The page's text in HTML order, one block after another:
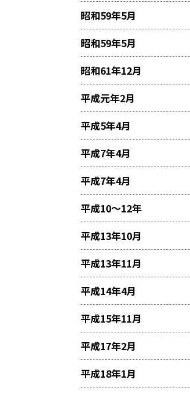
昭和59年5月
昭和59年5月
昭和61年12月
平成元年2月
平成5年4月
平成7年4月
平成7年4月
平成10～12年
平成13年10月
平成13年11月
平成14年4月
平成15年11月
平成17年2月
平成18年1月